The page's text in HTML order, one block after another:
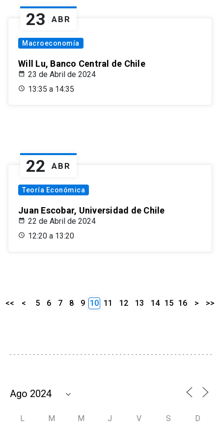
23 ABR
Macroeconomía
Will Lu, Banco Central de Chile
23 de Abril de 2024
13:35 a 14:35
22 ABR
Teoría Económica
Juan Escobar, Universidad de Chile
22 de Abril de 2024
12:20 a 13:20
<< < 5 6 7 8 9 10 11 12 13 14 15 16 > >>
L M M J V S D